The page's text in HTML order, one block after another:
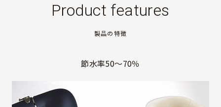
Product features
製品の特徴
節水率50〜70％